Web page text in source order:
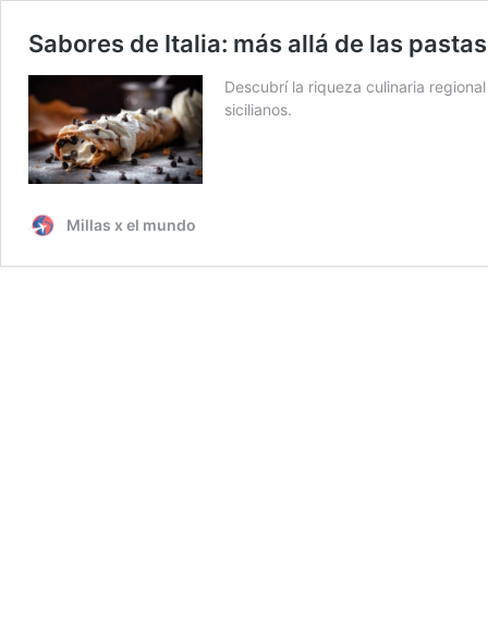
Sabores de Italia: más allá de las
Descubrí la riqueza culinaria
sicilianos.
Millas x el mundo